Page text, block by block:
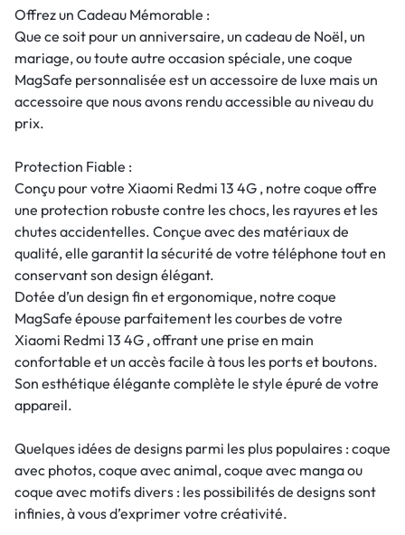
Offrez un Cadeau Mémorable :
Que ce soit pour un anniversaire, un cadeau de Noël, un
mariage, ou toute autre occasion spéciale, une coque
MagSafe personnalisée est un accessoire de luxe mais un
accessoire que nous avons rendu accessible au niveau du
prix.
Protection Fiable :
Conçu pour votre Xiaomi Redmi 13 4G , notre coque offre
une protection robuste contre les chocs, les rayures et les
chutes accidentelles. Conçue avec des matériaux de
qualité, elle garantit la sécurité de votre téléphone tout en
conservant son design élégant.
Dotée d’un design fin et ergonomique, notre coque
MagSafe épouse parfaitement les courbes de votre
Xiaomi Redmi 13 4G , offrant une prise en main
confortable et un accès facile à tous les ports et boutons.
Son esthétique élégante complète le style épuré de votre
appareil.
Quelques idées de designs parmi les plus populaires : coque
avec photos, coque avec animal, coque avec manga ou
coque avec motifs divers : les possibilités de designs sont
infinies, à vous d’exprimer votre créativité.